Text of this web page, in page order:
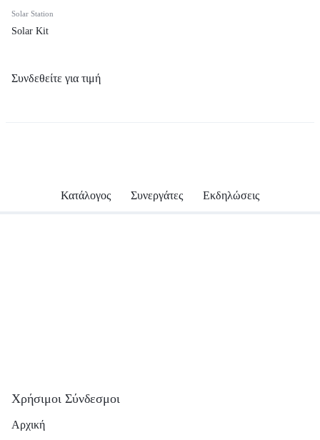
Solar Station
Solar Kit
Συνδεθείτε για τιμή
Κατάλογος Συνεργάτες Εκδηλώσεις
Χρήσιμοι Σύνδεσμοι
Αρχική